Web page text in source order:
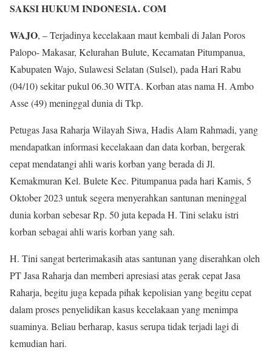
SAKSI HUKUM INDONESIA. COM
WAJO, – Terjadinya kecelakaan maut kembali di Jalan Poros
Palopo- Makasar, Kelurahan Bulute, Kecamatan Pitumpanua,
Kabupaten Wajo, Sulawesi Selatan (Sulsel), pada Hari Rabu
(04/10) sekitar pukul 06.30 WITA. Korban atas nama H. Ambo
Asse (49) meninggal dunia di Tkp.
Petugas Jasa Raharja Wilayah Siwa, Hadis Alam Rahmadi, yang
mendapatkan informasi kecelakaan dan data korban, bergerak
cepat mendatangi ahli waris korban yang berada di Jl.
Kemakmuran Kel. Bulete Kec. Pitumpanua pada hari Kamis, 5
Oktober 2023 untuk segera menyerahkan santunan meninggal
dunia korban sebesar Rp. 50 juta kepada H. Tini selaku istri
korban sebagai ahli waris korban yang sah.
H. Tini sangat berterimakasih atas santunan yang diserahkan oleh
PT Jasa Raharja dan memberi apresiasi atas gerak cepat Jasa
Raharja, begitu juga kepada pihak kepolisian yang begitu cepat
dalam proses penyelidikan kasus kecelakaan yang menimpa
suaminya. Beliau berharap, kasus serupa tidak terjadi lagi di
kemudian hari.